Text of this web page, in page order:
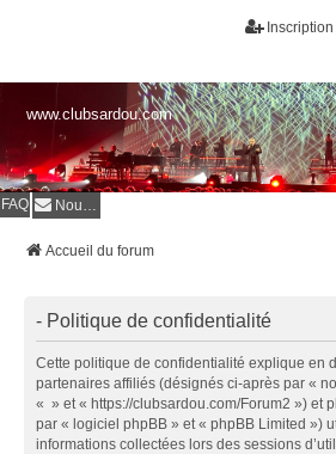
Inscription
www.clubsardou.com
FAQ Nous contacter
Accueil du forum
- Politique de confidentialité
Cette politique de confidentialité explique en
partenaires affiliés (désignés ci-après par «
« » et « https://clubsardou.com/Forum2 ») et
par « logiciel phpBB » et « phpBB Limited »)
informations collectées lors des sessions